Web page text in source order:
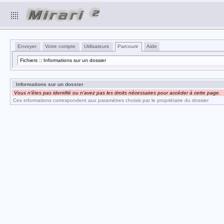
Envoyer Votre compte Utilisateurs Parcourir Aide
Fichiers :: Informations sur un dossier
Informations sur un dossier
Vous n'êtes pas identifié ou n'avez pas les droits nécessaires pour accéder à cette page.
Ces informations correspondent aux paramètres choisis par le propriétaire du dossier